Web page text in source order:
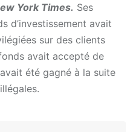
York Times. Ses
d’investissement avait
sur des clients
avait accepté de
été gagné à la suite